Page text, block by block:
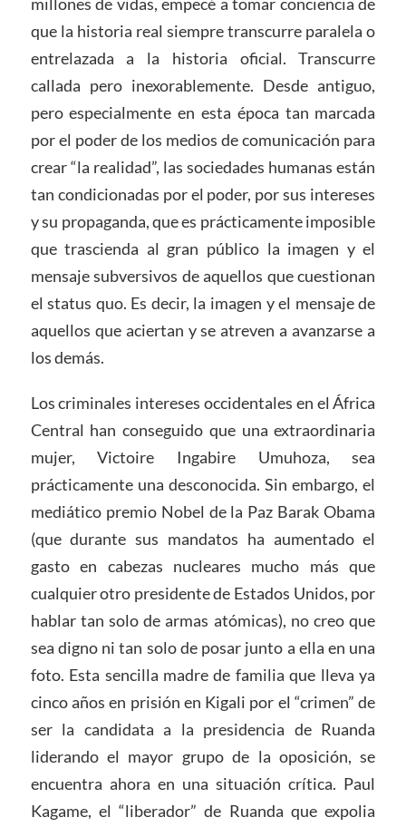
que la historia real siempre transcurre paralela o
entrelazada a la historia oficial. Transcurre
callada pero inexorablemente. Desde antiguo,
pero especialmente en esta época tan marcada
por el poder de los medios de comunicación para
crear “la realidad”, las sociedades humanas están
tan condicionadas por el poder, por sus intereses
y su propaganda, que es prácticamente imposible
que trascienda al gran público la imagen y el
mensaje subversivos de aquellos que cuestionan
el status quo. Es decir, la imagen y el mensaje de
aquellos que aciertan y se atreven a avanzarse a
los demás.
Los criminales intereses occidentales en el África
Central han conseguido que una extraordinaria
mujer, Victoire Ingabire Umuhoza, sea
prácticamente una desconocida. Sin embargo, el
mediático premio Nobel de la Paz Barak Obama
(que durante sus mandatos ha aumentado el
gasto en cabezas nucleares mucho más que
cualquier otro presidente de Estados Unidos, por
hablar tan solo de armas atómicas), no creo que
sea digno ni tan solo de posar junto a ella en una
foto. Esta sencilla madre de familia que lleva ya
cinco años en prisión en Kigali por el “crimen” de
ser la candidata a la presidencia de Ruanda
liderando el mayor grupo de la oposición, se
encuentra ahora en una situación crítica. Paul
Kagame, el “liberador” de Ruanda que expolia